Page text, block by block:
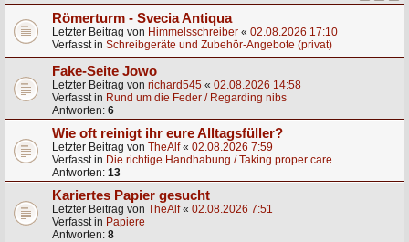
Römerturm - Svecia Antiqua
Letzter Beitrag von Himmelsschreiber « 02.08.2026 17:10
Verfasst in Schreibgeräte und Zubehör-Angebote (privat)
Fake-Seite Jowo
Letzter Beitrag von richard545 « 02.08.2026 14:58
Verfasst in Rund um die Feder / Regarding nibs
Antworten: 6
Wie oft reinigt ihr eure Alltagsfüller?
Letzter Beitrag von TheAlf« 02.08.2026 7:59
Verfasst in Die richtige Handhabung / Taking proper care
Antworten: 13
Kariertes Papier gesucht
Letzter Beitrag von TheAlf« 02.08.2026 7:51
Verfasst in Papiere
Antworten: 8